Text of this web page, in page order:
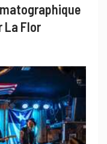
La Flor